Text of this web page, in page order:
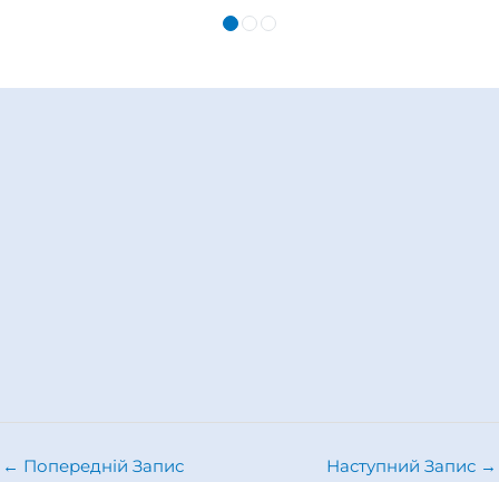
← Попередній Запис Наступний Запис →